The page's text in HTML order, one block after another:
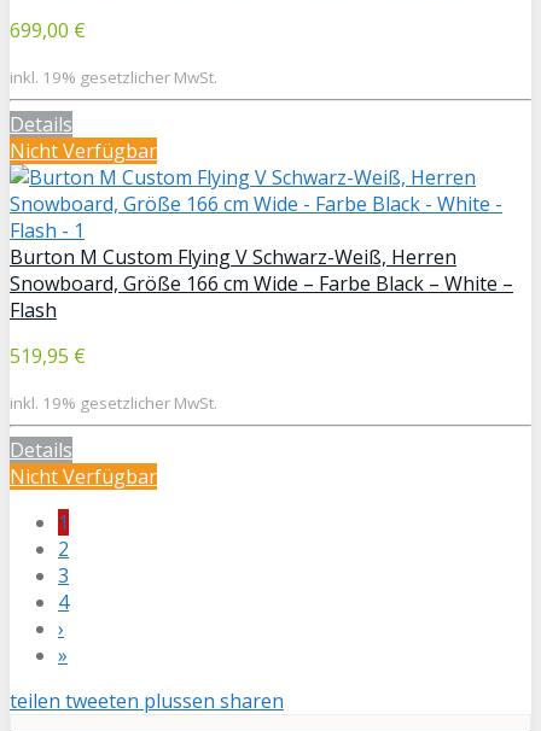
699,00 €
inkl. 19% gesetzlicher MwSt.
Details
Nicht Verfügbar
Burton M Custom Flying V Schwarz-Weiß, Herren
Snowboard, Größe 166 cm Wide – Farbe Black – White –
Flash
519,95 €
inkl. 19% gesetzlicher MwSt.
Details
Nicht Verfügbar
1
2
3
4
›
»
teilen tweeten plussen sharen